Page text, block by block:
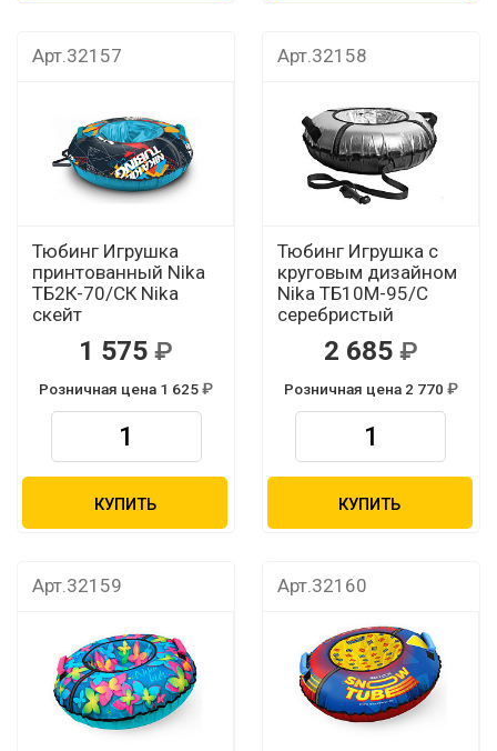
Арт.32157
Тюбинг Игрушка
принтованный Nika
ТБ2К-70/СК Nika
скейт
1 575
Розничная цена 1 625
КУПИТЬ
Арт.32158
Тюбинг Игрушка с
круговым дизайном
Nika ТБ10М-95/С
серебристый
2 685
Розничная цена 2 770
КУПИТЬ
Арт.32159 Арт.32160